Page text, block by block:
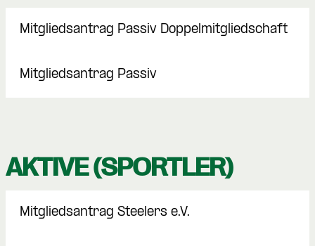
Mitgliedsantrag Passiv Doppelmitgliedschaft
Mitgliedsantrag Passiv
AKTIVE (SPORTLER)
Mitgliedsantrag Steelers e.V.